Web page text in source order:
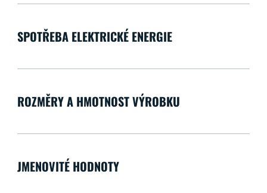
SPOTŘEBA ELEKTRICKÉ ENERGIE
ROZMĚRY A HMOTNOST VÝROBKU
JMENOVITÉ HODNOTY